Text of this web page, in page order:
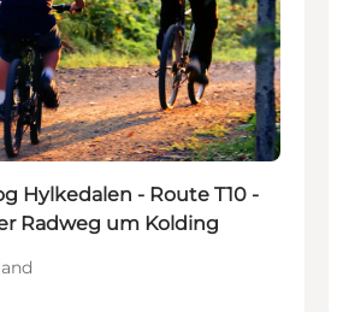
Hylkedalen - Route T10 -
Radweg um Kolding